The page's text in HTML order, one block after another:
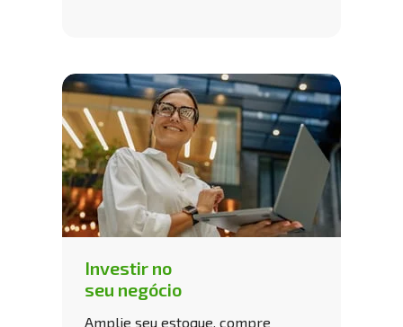
Investir no
seu negócio
Amplie seu estoque, compre